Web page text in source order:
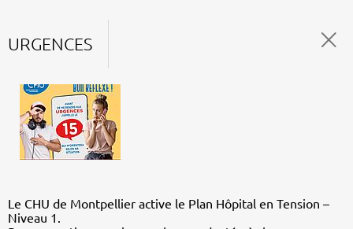
URGENCES
Le CHU de Montpellier active le Plan Hôpital en Tension –
Niveau 1.